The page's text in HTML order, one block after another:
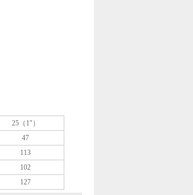
25（1"）
47
113
102
127